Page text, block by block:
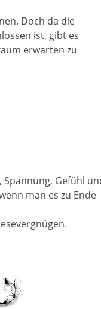
Doch da die
ist, gibt es
erwarten zu
Spannung, Gefühl
man es zu Ende